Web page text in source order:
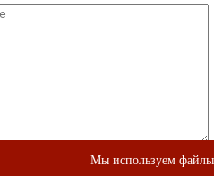
Мы используем файлы